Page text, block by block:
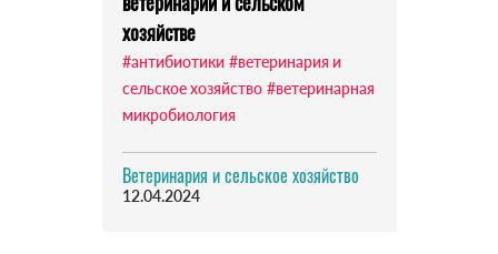
хозяйстве
#антибиотики #ветеринария и
сельское хозяйство #ветеринарная
микробиология
Ветеринария и сельское хозяйство
12.04.2024